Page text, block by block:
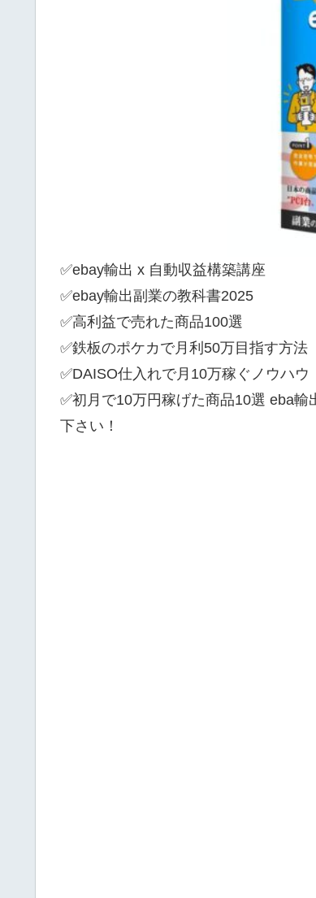
✅ebay輸出 x 自動収益構築講座
✅ebay輸出副業の教科書2025
✅高利益で売れた商品100選
✅鉄板のポケカで月利50万目指す方法
✅DAISO仕入れで月10万稼ぐノウハウ
✅初月で10万円稼げた商品10選 eba
下さい！